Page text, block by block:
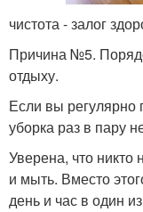
чистота - залог
Причина №5.
отдыху.
Если вы регулярно
уборка раз в пару
Уверена, что никто
и мыть. Вместо
день и час в один